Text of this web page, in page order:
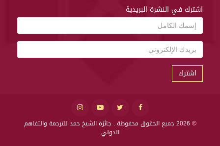
اشترك في النشرة البريدية
اشترك
© 2026 جميع الحقوق محفوظة .
جائزة الشيخ حمد للترجمة والتفاهم
الدولي